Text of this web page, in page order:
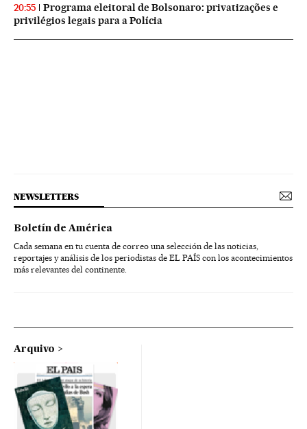
20:55
Programa eleitoral de Bolsonaro: privatizações e
privilégios legais para a Polícia
NEWSLETTERS
Boletín de América
Cada semana en tu cuenta de correo una selección de las noticias,
reportajes y análisis de los periodistas de EL PAÍS con los acontecimientos
más relevantes del continente.
Arquivo